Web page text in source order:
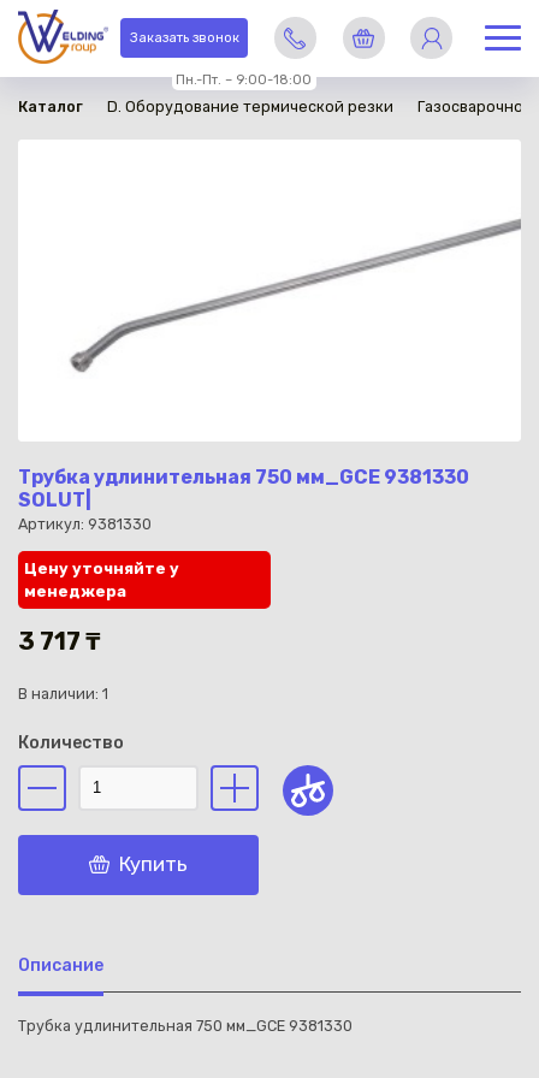
Заказать звонок
Пн.-Пт. – 9:00-18:00
Каталог D. Оборудование термической резки
Трубка удлинительная 750 мм_GCE 9381330
SOLUT|
Артикул: 9381330
в наличии
Цену уточняйте у
менеджера
3 717 ₸
В наличии: 1
Количество
Купить
Описание
Трубка удлинительная 750 мм_GCE 9381330